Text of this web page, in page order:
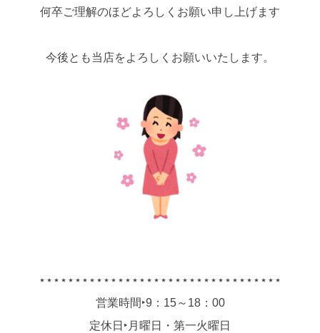
何卒ご理解のほどよろしくお願い申し上げます
今後とも当店をよろしくお願いいたします。
⋆⋆⋆⋆⋆⋆⋆⋆⋆⋆⋆⋆⋆⋆⋆⋆⋆⋆⋆⋆⋆⋆⋆⋆⋆⋆⋆⋆⋆⋆⋆⋆⋆⋆
営業時間‣9：15～18：00
定休日‣月曜日・第一火曜日